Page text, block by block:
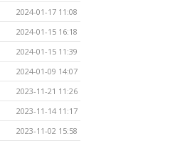
2024-01-17 11:08
2024-01-15 16:18
2024-01-15 11:39
2024-01-09 14:07
2023-11-21 11:26
2023-11-14 11:17
2023-11-02 15:58